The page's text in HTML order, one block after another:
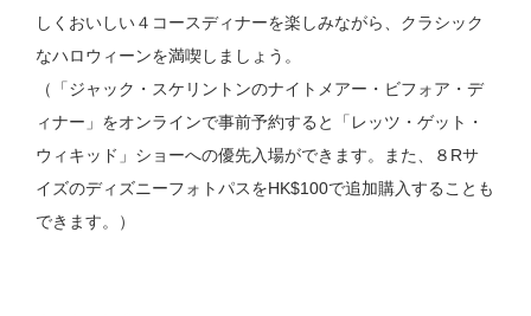
しくおいしい４コースディナーを楽しみながら、クラシック
なハロウィーンを満喫しましょう。
（「ジャック・スケリントンのナイトメアー・ビフォア・デ
ィナー」をオンラインで事前予約すると「レッツ・ゲット・
ウィキッド」ショーへの優先入場ができます。また、８Rサ
イズのディズニーフォトパスをHK$100で追加購入することも
できます。）